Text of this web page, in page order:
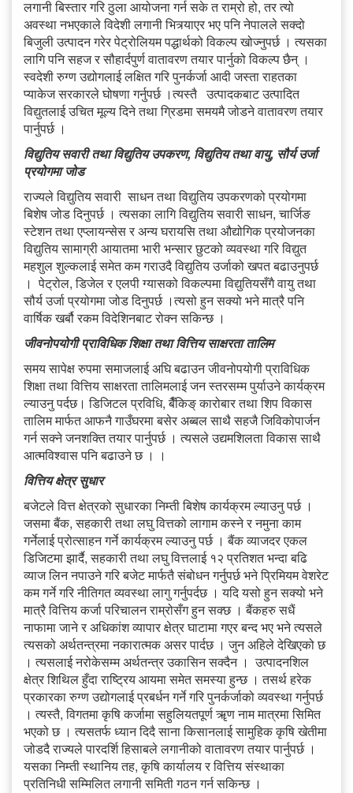
लगानी बिस्तार गरि ठुला आयोजना गर्न सके त राम्रो हो, तर त्यो
अवस्था नभएकाले विदेशी लगानी भित्र्याएर भए पनि नेपालले सक्दो
बिजुली उत्पादन गरेर पेट्रोलियम पद्धार्थको विकल्प खोज्नुपर्छ । त्यसका
लागि पनि सहज र सौहार्दपुर्ण वातावरण तयार पार्नुको विकल्प छैन् ।
स्वदेशी रुग्ण उद्योगलाई लक्षित गरि पुनर्कर्जा आदी जस्ता राहतका
प्याकेज सरकारले घोषणा गर्नुपर्छ ।त्यस्तै उत्पादकबाट उत्पादित
विद्युतलाई उचित मूल्य दिने तथा ग्रिडमा समयमै जोडने वातावरण तयार
पार्नुपर्छ ।
विद्युतिय सवारी तथा विद्युतिय उपकरण, विद्युतिय तथा वायु, सौर्य उर्जा
प्रयोगमा जोड
राज्यले विद्युतिय सवारी साधन तथा विद्युतिय उपकरणको प्रयोगमा
बिशेष जोड दिनुपर्छ । त्यसका लागि विद्युतिय सवारी साधन, चार्जिङ
स्टेशन तथा एप्लायन्सेस र अन्य घरायसि तथा औद्योगिक प्रयोजनका
विद्युतिय सामाग्री आयातमा भारी भन्सार छुटको व्यवस्था गरि विद्युत
महशुल शुल्कलाई समेत कम गराउदै विद्युतिय उर्जाको खपत बढाउनुपर्छ
। पेट्रोल, डिजेल र एलपी ग्यासको विकल्पमा विद्युतियसँगै वायु तथा
सौर्य उर्जा प्रयोगमा जोड दिनुपर्छ ।त्यसो हुन सक्यो भने मात्रै पनि
वार्षिक खर्बौ रकम विदेशिनबाट रोक्न सकिन्छ ।
जीवनोपयोगी प्राविधिक शिक्षा तथा वित्तिय साक्षरता तालिम
समय सापेक्ष रुपमा समाजलाई अघि बढाउन जीवनोपयोगी प्राविधिक
शिक्षा तथा वित्तिय साक्षरता तालिमलाई जन स्तरसम्म पुर्याउने कार्यक्रम
ल्याउनु पर्दछ। डिजिटल प्रविधि, बैँकिङ् कारोबार तथा शिप विकास
तालिम मार्फत आफनै गाउँघरमा बसेर अब्बल साथै सहजै जिविकोपार्जन
गर्न सक्ने जनशक्ति तयार पार्नुपर्छ । त्यसले उद्यमशिलता विकास साथै
आत्मविश्वास पनि बढाउने छ । ।
वित्तिय क्षेत्र सुधार
बजेटले वित्त क्षेत्रको सुधारका निम्ती बिशेष कार्यक्रम ल्याउनु पर्छ ।
जसमा बैंक, सहकारी तथा लघु वित्तको लागाम कस्ने र नमुना काम
गर्नेलाई प्रोत्साहन गर्ने कार्यक्रम ल्याउनु पर्छ । बैंक व्याजदर एकल
डिजिटमा झार्दै, सहकारी तथा लघु वित्तलाई १२ प्रतिशत भन्दा बढि
व्याज लिन नपाउने गरि बजेट मार्फतै संबोधन गर्नुपर्छ भने प्रिमियम वेशरेट
कम गर्ने गरि नीतिगत व्यवस्था लागु गर्नुपर्दछ । यदि यसो हुन सक्यो भने
मात्रै वित्तिय कर्जा परिचालन राम्रोसँग हुन सक्छ । बैंकहरु सधैं
नाफामा जाने र अधिकांश व्यापार क्षेत्र घाटामा गएर बन्द भए भने त्यसले
त्यसको अर्थतन्त्रमा नकारात्मक असर पार्दछ । जुन अहिले देखिएको छ
। त्यसलाई नरोकेसम्म अर्थतन्त्र उकासिन सक्दैन । उत्पादनशिल
क्षेत्र शिथिल हुँदा राष्ट्रिय आयमा समेत समस्या हुन्छ । तसर्थ हरेक
प्रकारका रुग्ण उद्योगलाई प्रबर्धन गर्ने गरि पुनर्कर्जाको व्यवस्था गर्नुपर्छ
। त्यस्तै, विगतमा कृषि कर्जामा सहुलियतपूर्ण ॠण नाम मात्रमा सिमित
भएको छ । त्यसतर्फ ध्यान दिदै साना किसानलाई सामुहिक कृषि खेतीमा
जोडदै राज्यले पारदर्शि हिसाबले लगानीको वातावरण तयार पार्नुपर्छ ।
यसका निम्ती स्थानिय तह, कृषि कार्यालय र वित्तिय संस्थाका
प्रतिनिधी सम्मिलित लगानी समिती गठन गर्न सकिन्छ ।